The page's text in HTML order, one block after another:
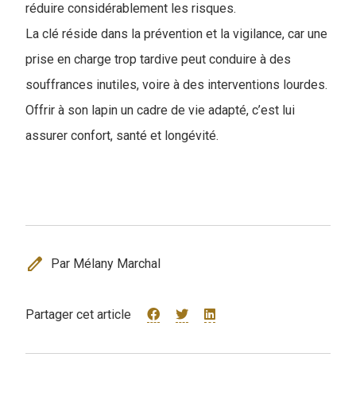
réduire considérablement les risques.
La clé réside dans la prévention et la vigilance, car une
prise en charge trop tardive peut conduire à des
souffrances inutiles, voire à des interventions lourdes.
Offrir à son lapin un cadre de vie adapté, c’est lui
assurer confort, santé et longévité.
edit Par Mélany Marchal
Partager cet article